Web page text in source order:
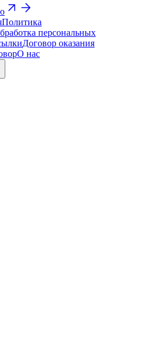
Политика
персональных
Договор оказания
О нас